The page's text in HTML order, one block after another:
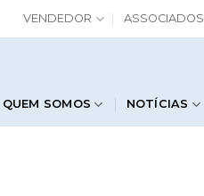
VENDEDOR ASSOCIADOS
QUEM SOMOS NOTÍCIAS